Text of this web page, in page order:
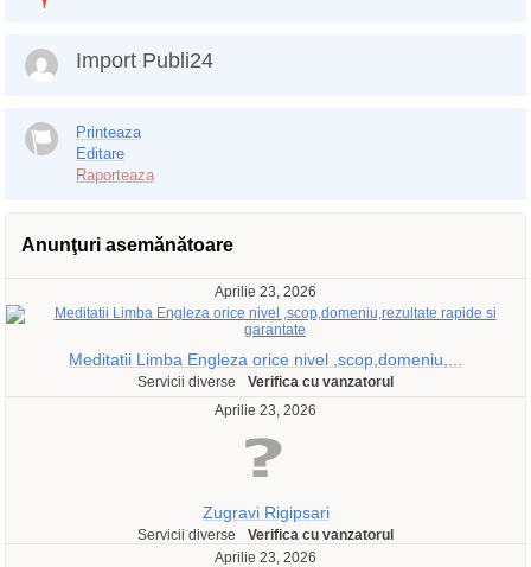
Import Publi24
Printeaza
Editare
Raporteaza
Anunţuri asemănătoare
Aprilie 23, 2026
Meditatii Limba Engleza orice nivel ,scop,domeniu,...
Servicii diverse
Verifica cu vanzatorul
Aprilie 23, 2026
Zugravi Rigipsari
Servicii diverse
Verifica cu vanzatorul
Aprilie 23, 2026